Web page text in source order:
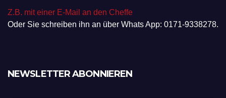
Z.B. mit einer E-Mail an den Cheffe
Oder Sie schreiben ihn an über Whats App: 0171-9338278.
NEWSLETTER ABONNIEREN